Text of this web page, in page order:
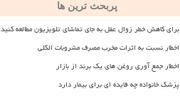
پربحث ترین ها
برای کاهش خطر زوال عقل به جای تماشای تلویزیون مطالعه کنید
اخطار نسبت به اثرات مخرب مصرف مشروبات الکلی
اخطار جمع آوری روغن های یک برند از بازار
پزشک خانواده چه فایده ای برای بیمار دارد